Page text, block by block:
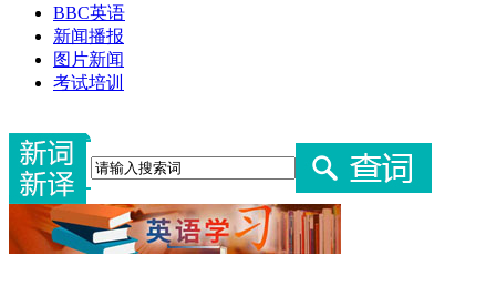
BBC英语
新闻播报
图片新闻
考试培训